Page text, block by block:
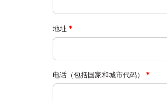
地址
电话（包括国家和城市代码）